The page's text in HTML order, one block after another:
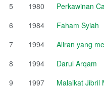
5
1980
Perkawinan
6
1984
Faham Syiah
7
1994
Aliran yang
8
1994
Darul Arqam
9
1997
Malaikat Jibril